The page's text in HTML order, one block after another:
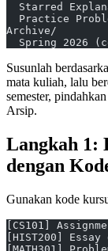
Starred
Practice
Archive/
Spring 2026
Susunlah
mata kuliah, lalu
semester,
Arsip.
Langkah 1:
dengan
Gunakan kode
[CS101]
[HIST200]